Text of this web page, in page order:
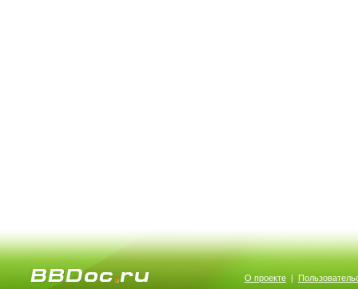
О проекте |